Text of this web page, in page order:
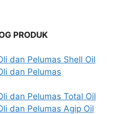
PRODUK
dan Pelumas Shell Oil
dan Pelumas
dan Pelumas Total Oil
dan Pelumas Agip Oil